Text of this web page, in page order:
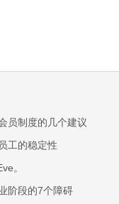
员制度的几个建议
工的稳定性
。
阶段的7个障碍